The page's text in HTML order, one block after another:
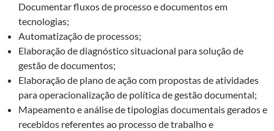
Documentar fluxos de processo e documentos em
tecnologias;
Automatização de processos;
Elaboração de diagnóstico situacional para solução de
gestão de documentos;
Elaboração de plano de ação com propostas de atividades
para operacionalização de política de gestão documental;
Mapeamento e análise de tipologias documentais gerados e
recebidos referentes ao processo de trabalho e